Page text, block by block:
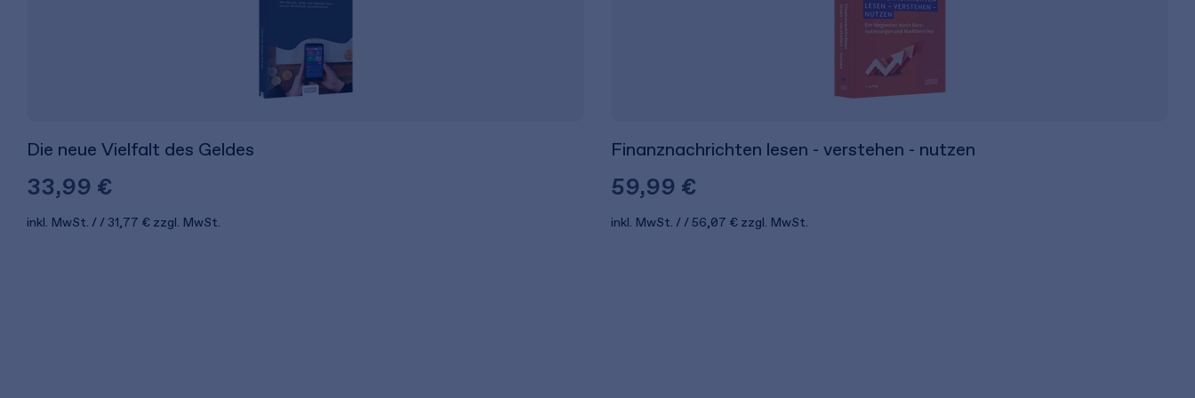
Die neue Vielfalt des Geldes
33,99 €
inkl. MwSt. 31,77 € zzgl. MwSt.
Finanznachrichten lesen - verstehen - nutzen
59,99 €
inkl. MwSt. 56,07 € zzgl. MwSt.